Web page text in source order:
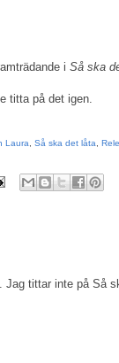
i Så ska
titta på det igen.
Laura Så ska det låta
tittar inte på Så